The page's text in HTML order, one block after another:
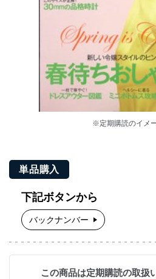
※定期購読のイメ
単品購入
下記ボタンから
バックナンバー
この商品は定期購読の取扱